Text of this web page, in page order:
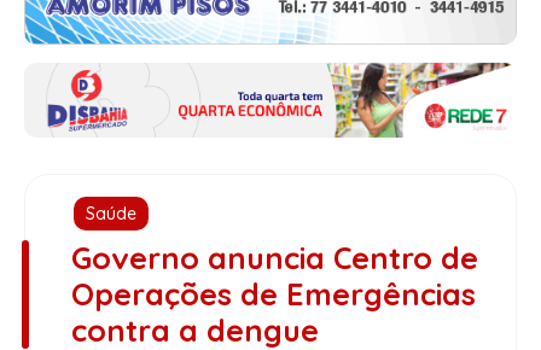
Saúde
Governo anuncia Centro de
Operações de Emergências
contra a dengue